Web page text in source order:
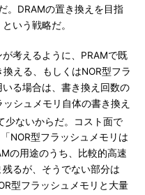
。DRAMの置き換えを目指
いう戦略だ。
考えるように、PRAMで既
える、もしくはNOR型フラ
る場合は、書き換え回数の
シュメモリ自体の書き換え
少ないからだ。コスト面で
NOR型フラッシュメモリは
の用途のうち、比較的高速
るが、そうでない部分は
型フラッシュメモリと大量